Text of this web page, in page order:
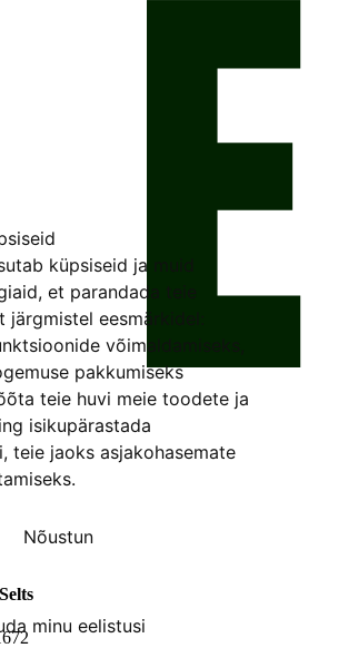
küpsiseid ja muid
et parandada teie
eesmärkidel:
võimaldamiseks
pakkumiseks
teie huvi meie toodete ja
isikupärastada
, teie jaoks asjakohasemate
.
Nõustun
minu eelistusi